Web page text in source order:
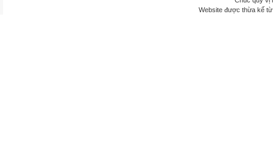
Website được thừa kế